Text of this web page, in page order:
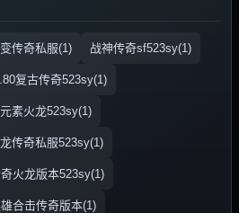
传奇私服(1) 战神传奇sf523sy(1)
复古传奇523sy(1)
素火龙523sy(1)
传奇私服523sy(1)
火龙版本523sy(1)
合击传奇版本(1)